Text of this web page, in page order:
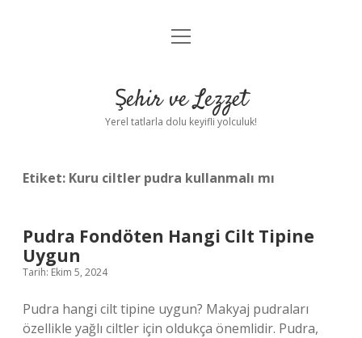
Anasayfa
Yasal Uyarı
menüyü
Şehir ve Lezzet
Yerel tatlarla dolu keyifli yolculuk!
Etiket: Kuru ciltler pudra kullanmalı mı
Pudra Fondöten Hangi Cilt Tipine
Uygun
Tarih: Ekim 5, 2024
Pudra hangi cilt tipine uygun? Makyaj pudraları
özellikle yağlı ciltler için oldukça önemlidir. Pudra,